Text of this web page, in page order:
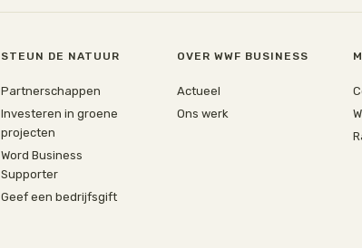
STEUN DE NATUUR
Partnerschappen
Investeren in groene
projecten
Word Business
Supporter
Geef een bedrijfsgift
OVER WWF BUSINESS
Actueel
Ons werk